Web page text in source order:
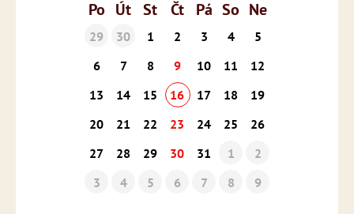
Po Út St Čt Pá So Ne
29 30 1 2 3 4
5
6
7 8 9 10 11
12
13
14 15 16 17 18
19
20
21 22 23 24 25
26
27
28 29 30 31 1
2
3
4 5 6 7 8 9